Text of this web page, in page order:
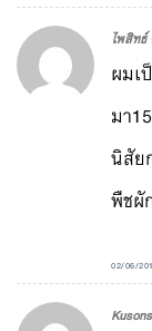
ไพสิทธ์
ผมเ
มา
นิสัย
พืชผั
02/06/